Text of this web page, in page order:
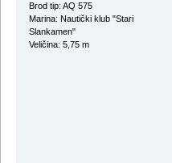
Brod tip: AQ 575
Marina: Nautički klub "Stari
Slankamen"
Veličina: 5,75 m